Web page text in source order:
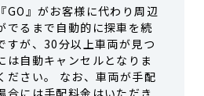
GO』がお客様に代わり周辺
でるまで自動的に探車を続
すが、30分以上車両が見つ
は自動キャンセルとなりま
ださい。 なお、車両が手配